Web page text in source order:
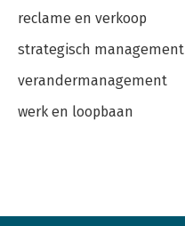
reclame en verkoop
strategisch management
verandermanagement
werk en loopbaan